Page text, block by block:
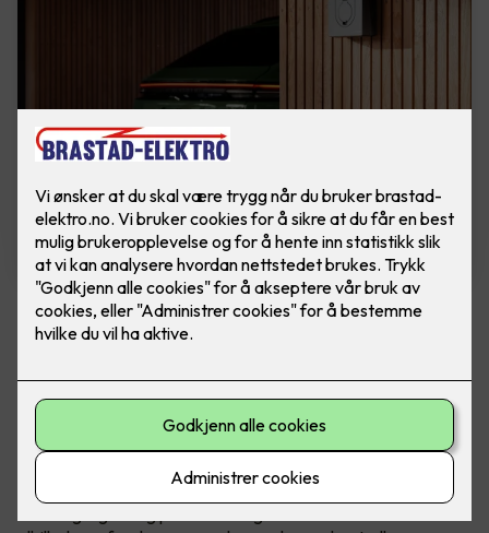
Zaptec Go 2
som tar alt det gode fra originalen, og løfter
det ett hakk opp.
Ladeenheten kommer med en omfattende oppgradering av
maskinvaren, som blant annet muliggjør integrasjon av